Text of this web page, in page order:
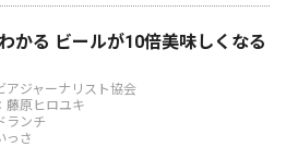
かる ビールが10倍美味しくなる
アジャーナリスト協会
藤原ヒロユキ
ランチ
っさ